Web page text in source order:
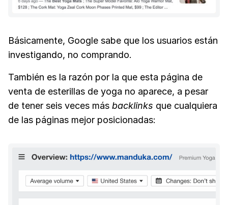
Básicamente, Google sabe que los usuarios están
investigando, no comprando.
También es la razón por la que esta página de
venta de esterillas de yoga no aparece, a pesar
de tener seis veces más backlinks que cualquiera
de las páginas mejor posicionadas: